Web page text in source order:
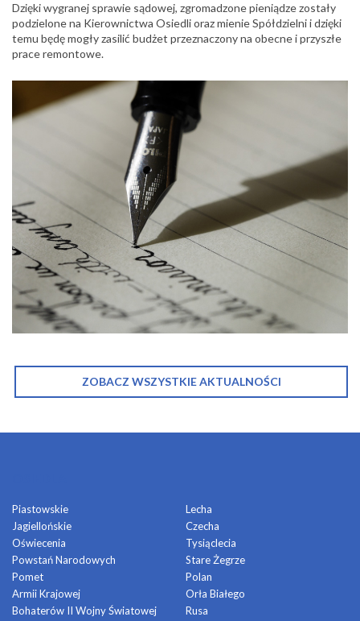
Dzięki wygranej sprawie sądowej, zgromadzone pieniądze zostały
podzielone na Kierownictwa Osiedli oraz mienie Spółdzielni i dzięki
temu będę mogły zasilić budżet przeznaczony na obecne i przyszłe
prace remontowe.
ZOBACZ WSZYSTKIE AKTUALNOŚCI
Piastowskie
Jagiellońskie
Oświecenia
Powstań Narodowych
Pomet
Armii Krajowej
Bohaterów II Wojny Światowej
Lecha
Czecha
Tysiąclecia
Stare Żegrze
Polan
Orła Białego
Rusa